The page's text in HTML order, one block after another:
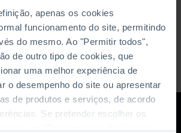
apenas os cookies
funcionamento do site, permitindo
do mesmo. Ao "Permitir todos",
de outro tipo de cookies, que
uma melhor experiência de
o desempenho do site ou apresentar
de produtos e serviços, de acordo
Se pretender escolher os